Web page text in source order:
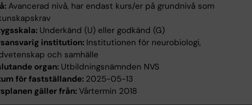
Avancerad nivå, har endast kurs/er på grundnivå som
Underkänd (U) eller godkänd (G)
institution: Institutionen för neurobiologi,
och samhälle
organ: Utbildningsnämnden NVS
för fastställande: 2025-05-13
gäller från:Vårtermin 2018